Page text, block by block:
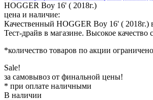
HOGGER Boy 16' ( 2018г.)
цена и наличие:
Качественный HOGGER Boy 16' ( 2018г.)
Тест-драйв в магазине. Высокое
*количество товаров по акции ограничено
Sale!
за самовывоз от финальной цены!
* при оплате наличными
В наличии